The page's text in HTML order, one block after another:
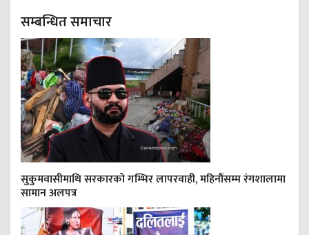
सम्बन्धित समाचार
सुकुमवासीमाथि सरकारको गम्भिर लापरवाही, महिनौंसम्म रंगशालामा
सामान अलपत्र